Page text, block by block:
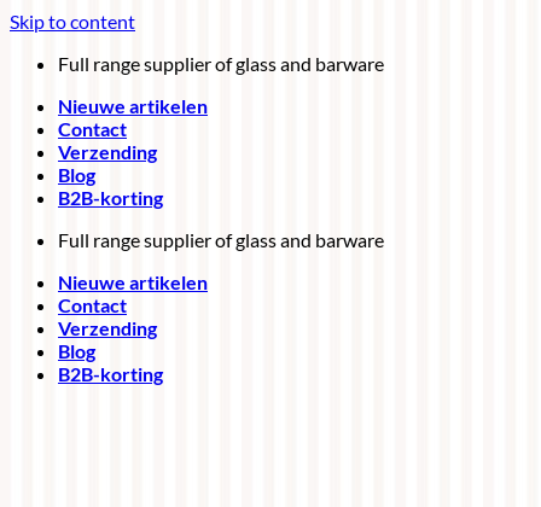
Skip to content
Full range supplier of glass and barware
Nieuwe artikelen
Contact
Verzending
Blog
B2B-korting
Full range supplier of glass and barware
Nieuwe artikelen
Contact
Verzending
Blog
B2B-korting